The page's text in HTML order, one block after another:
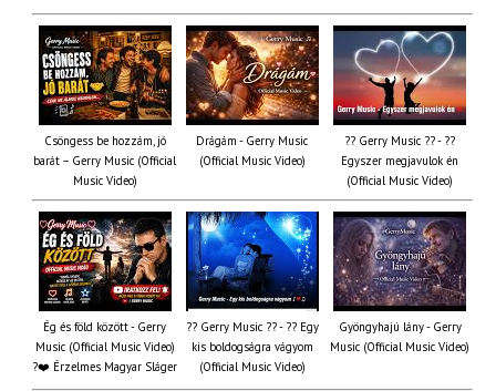
Csöngess be hozzám, jó
barát – Gerry Music (Official
Music Video)
Drágám - Gerry Music
(Official Music Video)
?? Gerry Music ?? - ??
Egyszer megjavulok én
(Official Music Video)
Ég és föld között - Gerry
Music (Official Music Video)
?❤️ Érzelmes Magyar Sláger
?? Gerry Music ?? - ?? Egy
kis boldogságra vágyom
(Official Music Video)
Gyöngyhajú lány - Gerry
Music (Official Music Video)